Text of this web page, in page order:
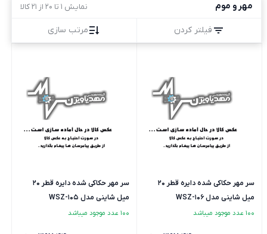
مهر و موم نمایش 1 تا 20 از 21 کالا
فیلتر کردن مرتب سازی
سر مهر حکاکی شده دایره قطر 20
میل شاینی مدل WSZ-106
100 عدد موجود میباشد
سر مهر حکاکی شده دایره قطر 20
میل شاینی مدل WSZ-105
100 عدد موجود میباشد